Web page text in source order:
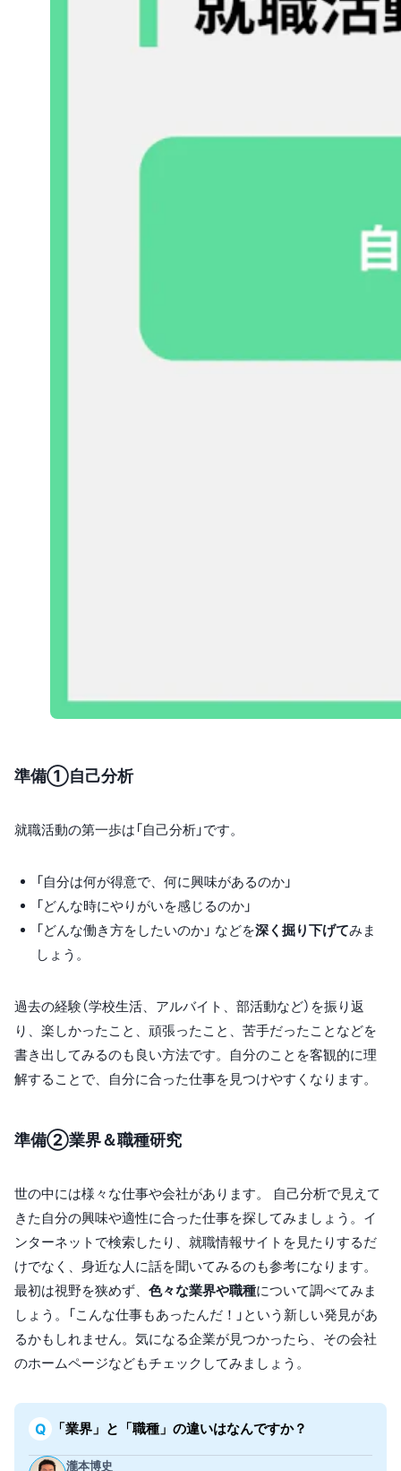
準備①自己分析
就職活動の第一歩は「自己分析」です。
「自分は何が得意で、何に興味があるのか」
「どんな時にやりがいを感じるのか」
「どんな働き方をしたいのか」 などを深く掘り下げてみま
しょう。
過去の経験（学校生活、アルバイト、部活動など）を振り返
り、楽しかったこと、頑張ったこと、苦手だったことなどを
書き出してみるのも良い方法です。自分のことを客観的に理
解することで、自分に合った仕事を見つけやすくなります。
準備②業界＆職種研究
世の中には様々な仕事や会社があります。 自己分析で見えて
きた自分の興味や適性に合った仕事を探してみましょう。イ
ンターネットで検索したり、就職情報サイトを見たりするだ
けでなく、身近な人に話を聞いてみるのも参考になります。
最初は視野を狭めず、 色々な業界や職種について調べてみま
しょう。「こんな仕事もあったんだ！」という新しい発見があ
るかもしれません。気になる企業が見つかったら、その会社
のホームページなどもチェックしてみましょう。
「業界」と「職種」の違いはなんですか？
瀧本博史